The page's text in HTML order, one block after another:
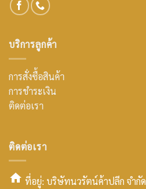
บริการลูกค้า
การสั่งซื้อสินค้า
การชำระเงิน
ติดต่อเรา
ติดต่อเรา
ที่อยู่: บริษัทนวรัตน์ค้าปลีก จำกัด